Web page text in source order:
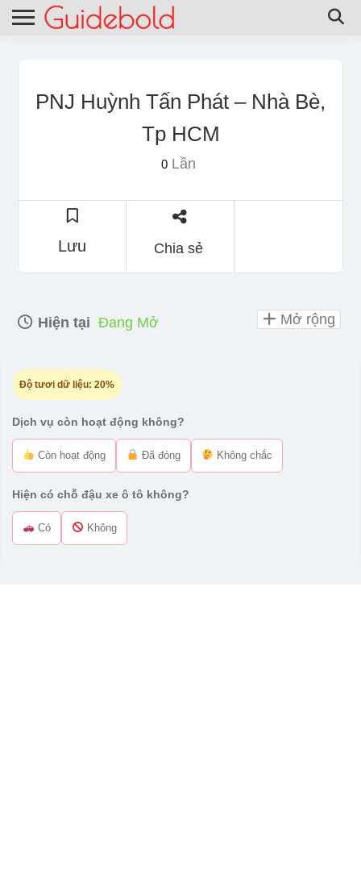
PNJ Huỳnh Tấn Phát – Nhà Bè,
Tp HCM
0Lần
Lưu Chia sẻ
Hiện tại Đang Mở
Độ tươi dữ liệu: 20%
Dịch vụ còn hoạt động không?
Còn hoạt động Đã đóng Không chắc
Hiện có chỗ đậu xe ô tô không?
Có Không
Mở rộng